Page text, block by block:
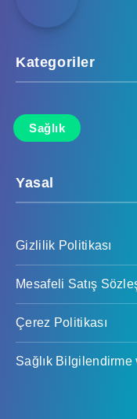
Kategoriler
Sağlık
Yasal
Gizlilik Politikası
Mesafeli Satış
Çerez Politikası
Sağlık